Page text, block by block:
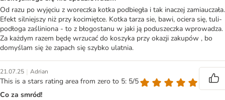
Od razu po wyjęciu z woreczka kotka podbiegła i tak inaczej zamiauczała.
Efekt silniejszy niż przy kocimiętce. Kotka tarza sie, bawi, ociera się, tuli-
podłoga zaśliniona - to z błogostanu w jaki ją poduszeczka wprowadza.
Za każdym razem będę wrzucać do koszyka przy okazji zakupów , bo
domyślam się że zapach się szybko ulatnia.
21.07.25 | Adrian
This is a stars rating area from zero to 5: 5/5
Co za smród!